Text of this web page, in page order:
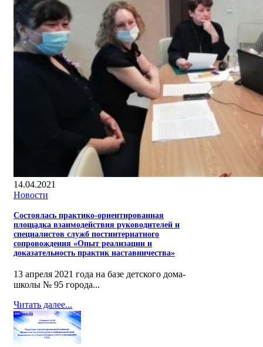
14.04.2021
Новости
Состоялась практико-ориентированная
площадка взаимодействия руководителей и
специалистов служб постинтернатного
сопровождения «Опыт реализации и
доказательность практик наставничества»
13 апреля 2021 года на базе детского дома-
школы № 95 города...
Читать далее...